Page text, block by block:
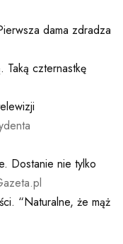
dama zdradza
Taką czternastkę
Dostanie nie tylko
“Naturalne, że mąż